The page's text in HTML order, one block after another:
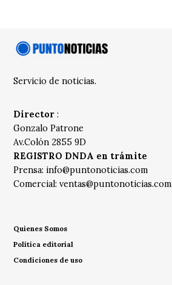
Servicio de noticias.
Director :
Gonzalo Patrone
Av.Colón 2855 9D
REGISTRO DNDA en trámite
Prensa: info@puntonoticias.com
Comercial:ventas@puntonoticias.com
Quienes Somos
Política editorial
Condiciones de uso